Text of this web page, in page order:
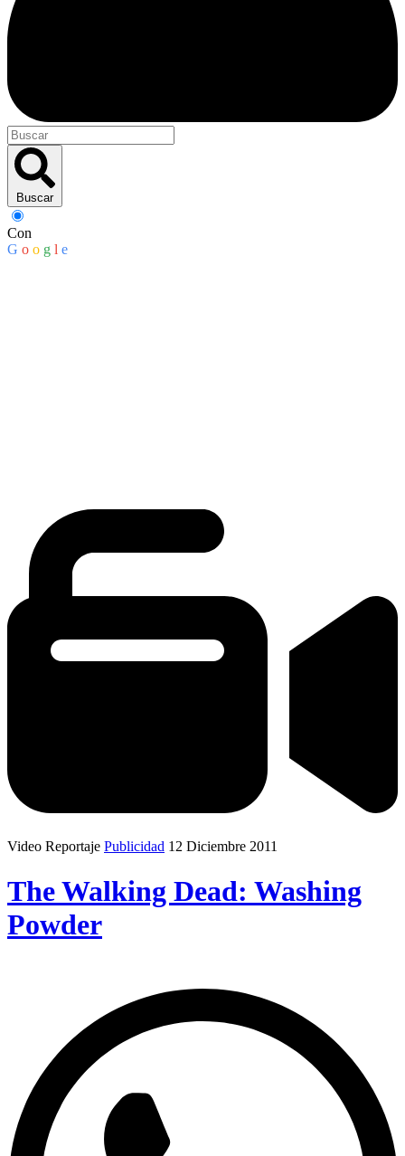
Buscar
Con
G o o g l e
Video Reportaje Publicidad 12 Diciembre 2011
The Walking Dead: Washing
Powder